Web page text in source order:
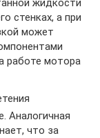
жидкости
стенках, а при
может
работе мотора
Аналогичная
что за